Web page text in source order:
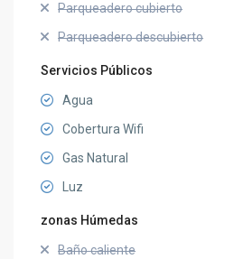
Parqueadero cubierto
Parqueadero descubierto
Servicios Públicos
Agua
Cobertura Wifi
Gas Natural
Luz
zonas Húmedas
Baño caliente